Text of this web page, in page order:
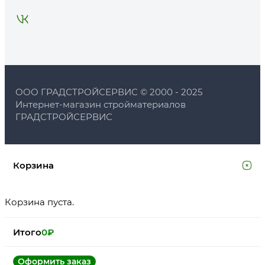
ООО ГРАДСТРОЙСЕРВИС © 2000 - 2025
Интернет-магазин стройматериалов
ГРАДСТРОЙСЕРВИС
Корзина
Корзина пуста.
Итого0₽
Оформить заказ